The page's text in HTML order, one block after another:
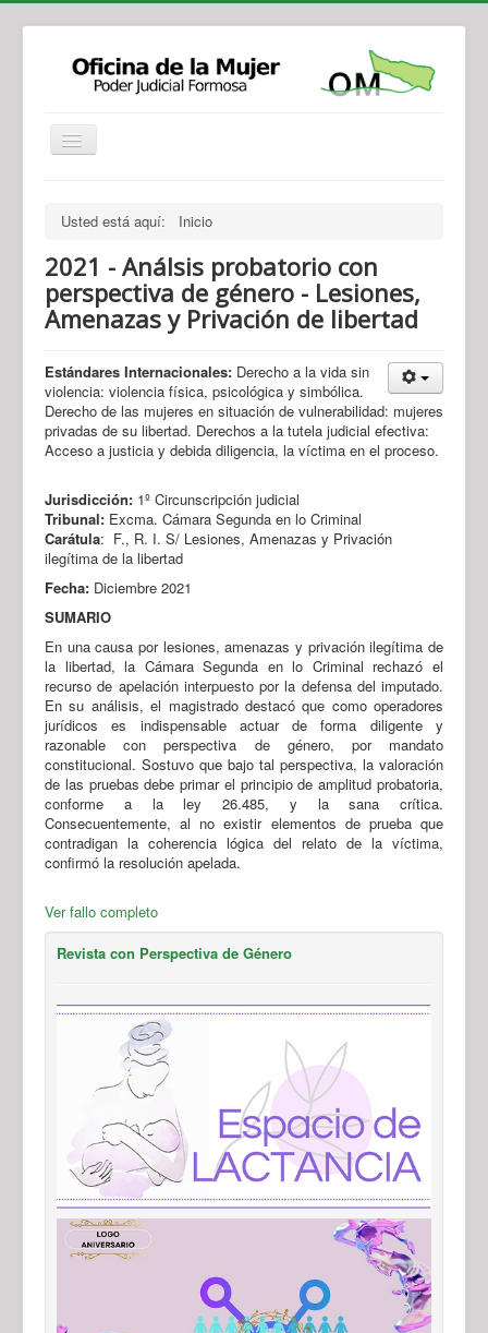
Legislación
Novedades
Recursos y Servicios de Atención
Contacto
Usted está aquí: Inicio
2021 - Análsis probatorio con
perspectiva de género - Lesiones,
Amenazas y Privación de libertad
Estándares Internacionales: Derecho a la vida sin
violencia: violencia física, psicológica y simbólica.
Derecho de las mujeres en situación de vulnerabilidad: mujeres
privadas de su libertad. Derechos a la tutela judicial efectiva:
Acceso a justicia y debida diligencia, la víctima en el proceso.
Jurisdicción: 1º Circunscripción judicial
Tribunal: Excma. Cámara Segunda en lo Criminal
Carátula: F., R. I. S/ Lesiones, Amenazas y Privación
ilegítima de la libertad
Fecha: Diciembre 2021
SUMARIO
En una causa por lesiones, amenazas y privación ilegítima de
la libertad, la Cámara Segunda en lo Criminal rechazó el
recurso de apelación interpuesto por la defensa del imputado.
En su análisis, el magistrado destacó que como operadores
jurídicos es indispensable actuar de forma diligente y
razonable con perspectiva de género, por mandato
constitucional. Sostuvo que bajo tal perspectiva, la valoración
de las pruebas debe primar el principio de amplitud probatoria,
conforme a la ley 26.485, y la sana crítica.
Consecuentemente, al no existir elementos de prueba que
contradigan la coherencia lógica del relato de la víctima,
confirmó la resolución apelada.
Ver fallo completo
Revista con Perspectiva de Género